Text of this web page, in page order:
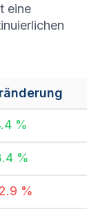
eine
%
%
%